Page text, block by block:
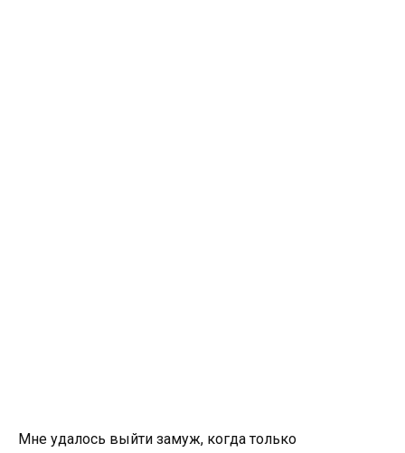
Мне удалось выйти замуж, когда только